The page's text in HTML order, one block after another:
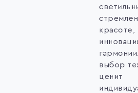
красоте,
выбор
ценит